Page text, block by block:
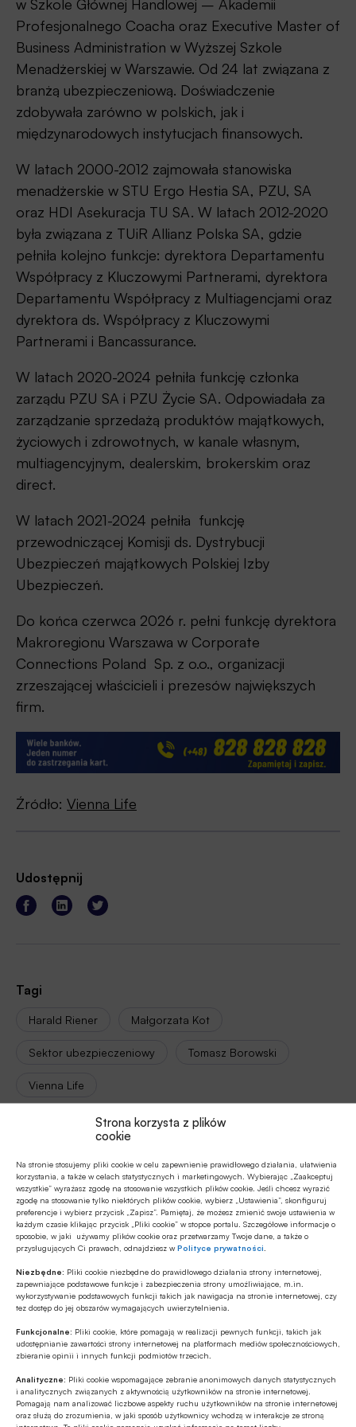
Strona korzysta z plików
cookie
Na stronie stosujemy pliki cookie w celu zapewnienie prawidłowego działania, ułatwienia
korzystania, a także w celach statystycznych i marketingowych. Wybierając „Zaakceptuj
wszystkie” wyrażasz zgodę na stosowanie wszystkich plików cookie. Jeśli chcesz wyrazić
zgodę na stosowanie tylko niektórych plików cookie, wybierz „Ustawienia”, skonfiguruj
preferencje i wybierz przycisk „Zapisz”. Pamiętaj, że możesz zmienić swoje ustawienia w
każdym czasie klikając przycisk „Pliki cookie” w stopce portalu. Szczegółowe informacje o
sposobie, w jaki używamy plików cookie oraz przetwarzamy Twoje dane, a także o
przysługujących Ci prawach, odnajdziesz wPolityce prywatności
Niezbędne: Pliki cookie niezbędne do prawidłowego działania strony internetowej,
zapewniające podstawowe funkcje i zabezpieczenia strony umożliwiające, m.in.
wykorzystywanie podstawowych funkcji takich jak nawigacja na stronie internetowej, czy
tez dostęp do jej obszarów wymagających uwierzytelnienia.
Funkcjonalne: Pliki cookie, które pomagają w realizacji pewnych funkcji, takich jak
udostępnianie zawartości strony internetowej na platformach mediów społecznościowych,
zbieranie opinii i innych funkcji podmiotów trzecich.
Analityczne: Pliki cookie wspomagające zebranie anonimowych danych statystycznych
i analitycznych związanych z aktywnością użytkowników na stronie internetowej.
Pomagają nam analizować liczbowe aspekty ruchu użytkowników na stronie internetowej
oraz służą do zrozumienia, w jaki sposób użytkownicy wchodzą w interakcje ze stroną
w Szkole Głównej Handlowej – Akademii
Profesjonalnego Coacha oraz Executive Master of
Business Administration w Wyższej Szkole
Menadżerskiej w Warszawie. Od 24 lat związana z
branżą ubezpieczeniową. Doświadczenie
zdobywała zarówno w polskich, jak i
międzynarodowych instytucjach finansowych.
W latach 2000-2012 zajmowała stanowiska
menadżerskie w STU Ergo Hestia SA, PZU, SA
oraz HDI Asekuracja TU SA. W latach 2012-2020
była związana z TUiR Allianz Polska SA, gdzie
pełniła kolejno funkcje: dyrektora Departamentu
Współpracy z Kluczowymi Partnerami, dyrektora
Departamentu Współpracy z Multiagencjami oraz
dyrektora ds. Współpracy z Kluczowymi
Partnerami i Bancassurance.
W latach 2020-2024 pełniła funkcję członka
zarządu PZU SA i PZU Życie SA. Odpowiadała za
zarządzanie sprzedażą produktów majątkowych,
życiowych i zdrowotnych, w kanale własnym,
multiagencyjnym, dealerskim, brokerskim oraz
direct.
W latach 2021-2024 pełniła funkcję
przewodniczącej Komisji ds. Dystrybucji
Ubezpieczeń majątkowych Polskiej Izby
Ubezpieczeń.
Do końca czerwca 2026 r. pełni funkcję dyrektora
Makroregionu Warszawa w Corporate
Connections Poland Sp. z o.o., organizacji
zrzeszającej właścicieli i prezesów największych
firm.
Źródło: Vienna Life
Udostępnij
Tagi
Harald Riener Małgorzata Kot
Sektor ubezpieczeniowy Tomasz Borowski
Vienna Life
mb
Źródło
Polecamy
MULTIMEDIA
Banki mogą bezpośrednio finansować
przemysł zbrojeniowy